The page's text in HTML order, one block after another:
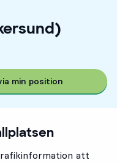
min position
att